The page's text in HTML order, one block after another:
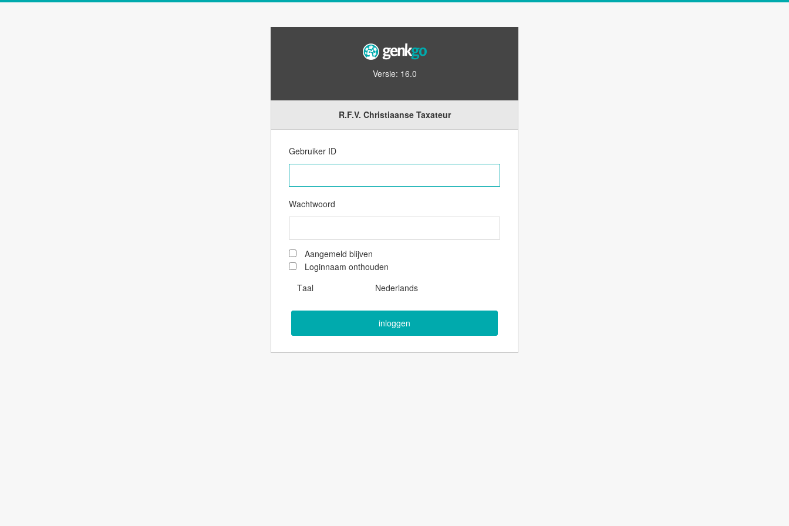
Versie: 16.0
R.F.V. Christiaanse Taxateur
Gebruiker ID
Wachtwoord
Aangemeld blijven
Loginnaam onthouden
Taal
Nederlands